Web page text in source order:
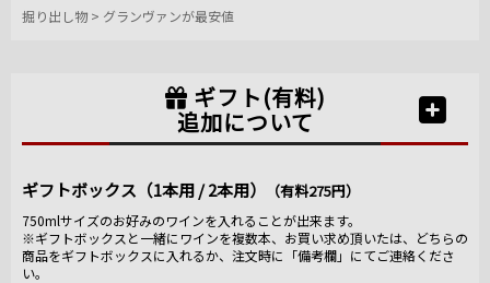
掘り出し物 > グランヴァンが最安値
ギフト(有料)
追加について
ギフトボックス（1本用 / 2本用） （有料275円）
750mlサイズのお好みのワインを入れることが出来ます。
※ギフトボックスと一緒にワインを複数本、お買い求め頂いたは、どちらの
商品をギフトボックスに入れるか、注文時に「備考欄」にてご連絡くださ
い。